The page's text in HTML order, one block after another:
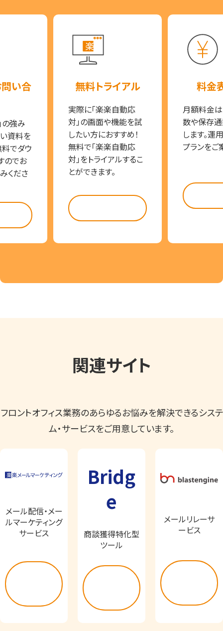
問い合
の強み
資料を
料でダウ
のでお
くださ
無料トライアル
実際に「楽楽自動応
対」の画面や機能を試
したい方におすすめ！
無料で「楽楽自動応
対」をトライアルするこ
とができます。
料金
月額料金
数や保存
します。運
プランをご
関連サイト
フロントオフィス業務のあらゆるお悩みを解決できるシステ
ム・サービスをご用意しています。
メール配信・メー
ルマーケティング
サービス
Bridg
e
商談獲得特化型
ツール
メールリレーサ
ービス